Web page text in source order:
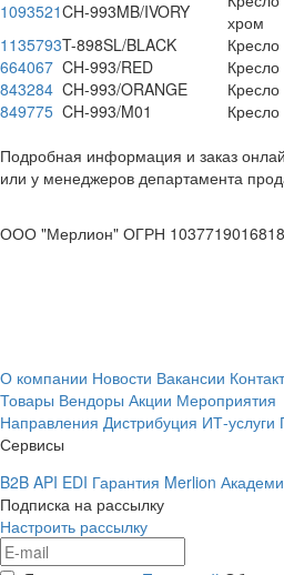
1093521CH-993MB/IVORY
хром
1135793T-898SL/BLACK
664067 CH-993/RED
843284 CH-993/ORANGE
849775 CH-993/M01
Подробная информация и заказ
или у менеджеров департамента
ООО "Мерлион" ОГРН 1037719016818
О компании Новости Вакансии
Товары Вендоры Акции Мероприятия
Направления Дистрибуция ИТ-услуги
Сервисы
B2B API EDI Гарантия Merlion
Подписка на рассылку
Настроить рассылку